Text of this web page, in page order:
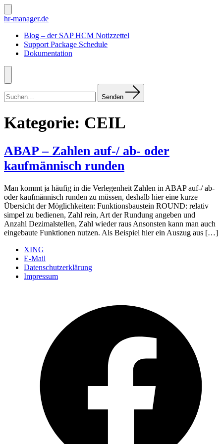
Zum
Inhalt
Suche
ein-/ausblenden
hr-manager.de
Blog – der SAP HCM Notizzettel
Support Package Schedule
Dokumentation
Menü
nach:
Senden
Kategorie: CEIL
ABAP – Zahlen auf-/ ab- oder
kaufmännisch runden
Man kommt ja häufig in die Verlegenheit Zahlen in ABAP auf-/ ab-
oder kaufmännisch runden zu müssen, deshalb hier eine kurze
Übersicht der Möglichkeiten: Funktionsbaustein ROUND: relativ
simpel zu bedienen, Zahl rein, Art der Rundung angeben und
Anzahl Dezimalstellen, Zahl wieder raus Ansonsten kann man auch
eingebaute Funktionen nutzen. Als Beispiel hier ein Auszug aus […]
XING
E-Mail
Datenschutzerklärung
Impressum